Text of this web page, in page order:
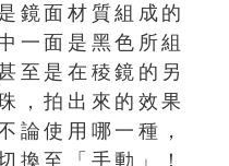
鏡面材質組成的
一面是黑色所組
至是在稜鏡的另
，拍出來的效果
論使用哪一種，
換至「手動」！